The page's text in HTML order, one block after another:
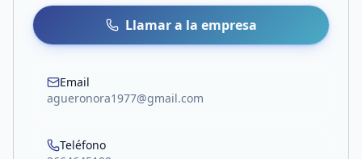
Llamar a la empresa
Email
agueronora1977@gmail.com
Teléfono